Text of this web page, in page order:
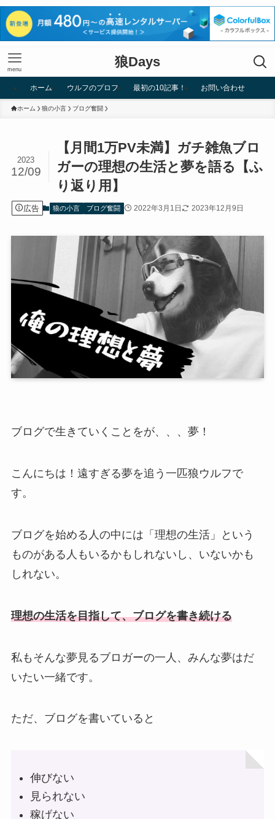
狼Days
menu
ホーム ウルフのプロフ 最初の10記事！ お問い合わせ
ホーム 狼の小言 ブログ奮闘
【月間1万PV未満】ガチ雑魚ブロ
ガーの理想の生活と夢を語る【ふ
り返り用】
2023
12/09
広告 狼の小言 ブログ奮闘 2022年3月1日 2023年12月9日
ブログで生きていくことをが、、、夢！
こんにちは！遠すぎる夢を追う一匹狼ウルフで
す。
ブログを始める人の中には「理想の生活」という
ものがある人もいるかもしれないし、いないかも
しれない。
理想の生活を目指して、ブログを書き続ける
私もそんな夢見るブロガーの一人、みんな夢はだ
いたい一緒です。
ただ、ブログを書いていると
伸びない
見られない
稼げない